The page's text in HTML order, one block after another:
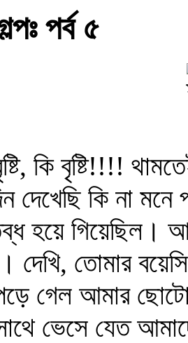
পর্ব ৫
কি বৃষ্টি!!!!
কি না মনে
হয়ে গিয়েছিল।
তোমার বয়েসি
গেল আমার
ভেসে যেত